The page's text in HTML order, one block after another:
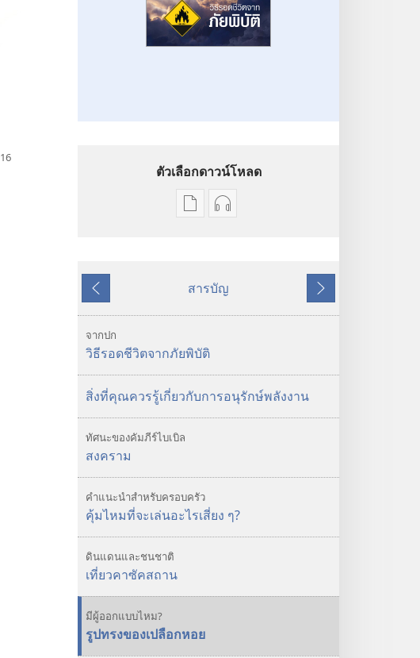
ตัวเลือกดาวน์โหลด
ตัว
สิ่ง
พิมพ์
เถิด!
วิธี
รอด
ตัว
ไฟล์
เสียง
วิธี
รอด
ชีวิต
ย้อน
หลัง
สารบัญ
ถัด
ไป
จากปก
วิธีรอดชีวิตจากภัยพิบัติ
สิ่งที่คุณควรรู้เกี่ยวกับการอนุรักษ์พลังงาน
ทัศนะของคัมภีร์ไบเบิล
สงคราม
คำแนะนำสำหรับครอบครัว
คุ้มไหมที่จะเล่นอะไรเสี่ยง ๆ?
ดินแดนและชนชาติ
เที่ยวคาซัคสถาน
มีผู้ออกแบบไหม?
รูปทรงของเปลือกหอย